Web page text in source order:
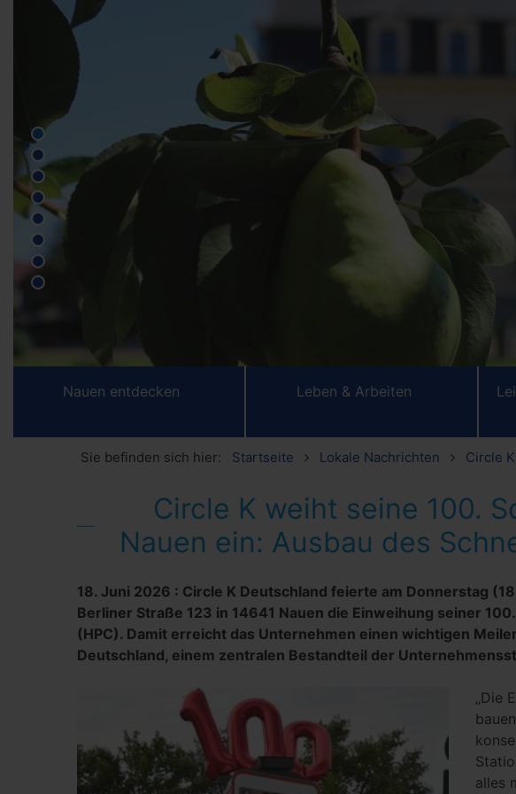
Nauen entdecken Leben & Arbeiten
Sie befinden sich hier: Startseite Lokale Nachrichten Circle
Circle K weiht seine 100.
Nauen ein: Ausbau des
18. Juni 2026 : Circle K Deutschland feierte am Donnerstag
Berliner Straße 123 in 14641 Nauen die Einweihung seiner
(HPC). Damit erreicht das Unternehmen einen wichtigen
Deutschland, einem zentralen Bestandteil der
„Die
alles